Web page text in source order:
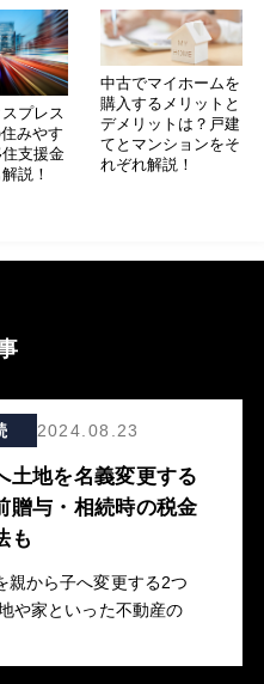
プレス
みやす
支援金
説！
中古でマイホームを
購入するメリットと
デメリットは？戸建
てとマンションをそ
れぞれ解説！
2024.08.23
土地を名義変更する
贈与・相続時の税金
も
親から子へ変更する2つ
や家といった不動産の